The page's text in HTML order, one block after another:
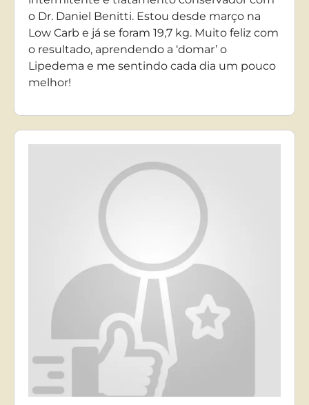
o Dr. Daniel Benitti. Estou desde março na
Low Carb e já se foram 19,7 kg. Muito feliz com
o resultado, aprendendo a ‘domar’ o
Lipedema e me sentindo cada dia um pouco
melhor!